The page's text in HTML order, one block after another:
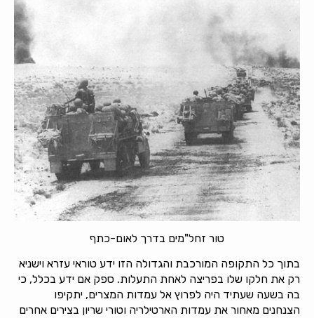
טור זחל"מים בדרך לאום-כתף
בתוך כל התקופה המורכבת והגדולה הזו ידע טוראי עזרא וישניא
רק את חלקו שלו בפריצה לאחת התעלות. ספק אם ידע בכלל, כי
בה בשעה שעתיד היה לפרוץ אל עמדות המצרים, יתקיפו
הצנחנים מאחור את עמדות הארטילריה וטורי שריון בצירים אחרים